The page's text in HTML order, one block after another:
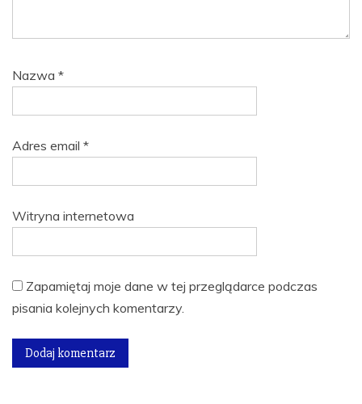
Nazwa *
Adres email *
Witryna internetowa
Zapamiętaj moje dane w tej przeglądarce podczas
pisania kolejnych komentarzy.